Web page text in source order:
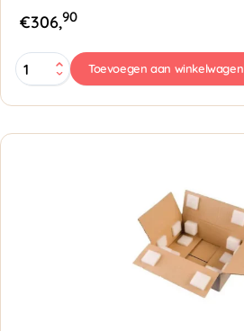
€306,90
Schuimblokjes
100x100x25mm
Toevoegen aan winkelwagen